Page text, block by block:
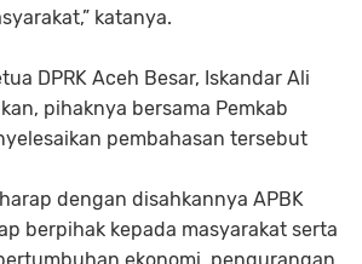
katanya.
DPRK Aceh Besar, Iskandar Ali
pihaknya bersama Pemkab
pembahasan tersebut
dengan disahkannya APBK
berpihak kepada masyarakat serta
ekonomi, pengurangan